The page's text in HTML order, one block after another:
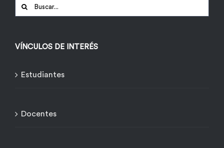
Buscar:
VÍNCULOS DE INTERÉS
Estudiantes
Docentes